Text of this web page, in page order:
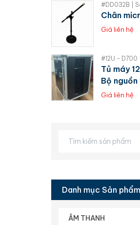
#DD032B |
Chân
Giá liên hệ
#12U - D700
Tủ máy
Bộ
Giá liên hệ
Danh mục Sản phẩm
ÂM THANH